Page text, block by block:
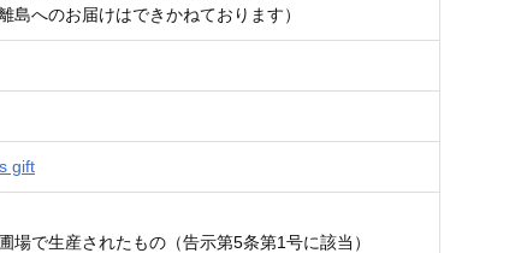
島へのお届けはできかねております）
gift
場で生産されたもの（告示第5条第1号に該当）